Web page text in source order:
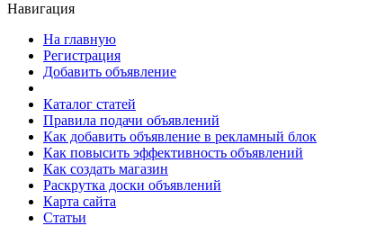
Навигация
На главную
Регистрация
Добавить объявление
Каталог статей
Правила подачи объявлений
Как добавить объявление в рекламный блок
Как повысить эффективность объявлений
Как создать магазин
Раскрутка доски объявлений
Карта сайта
Статьи